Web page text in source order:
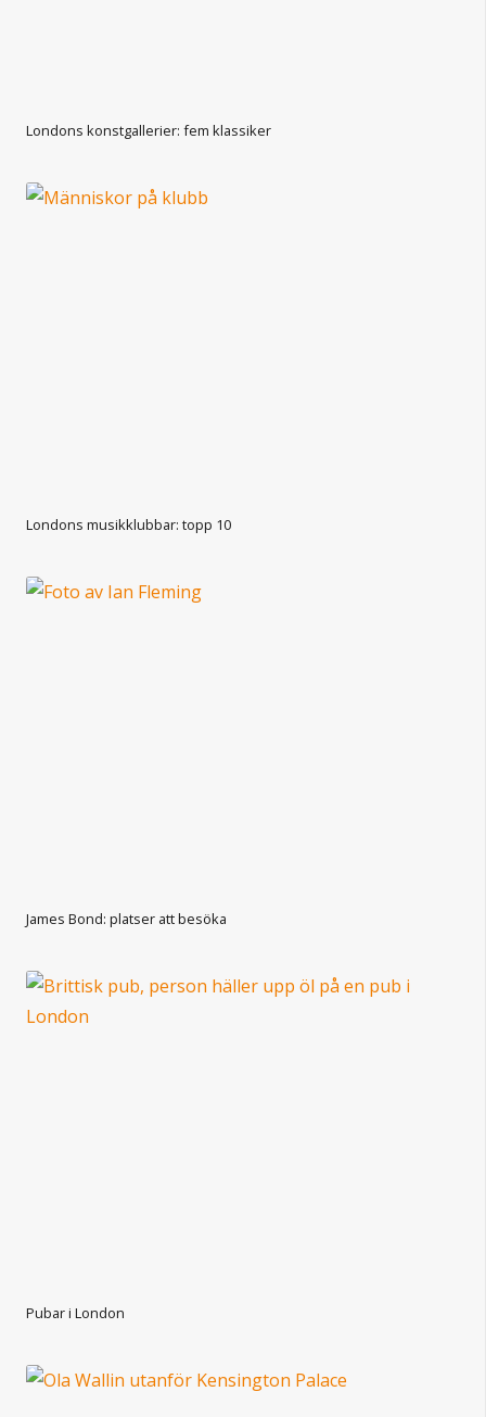
Londons konstgallerier: fem klassiker
Londons musikklubbar: topp 10
James Bond: platser att besöka
Pubar i London